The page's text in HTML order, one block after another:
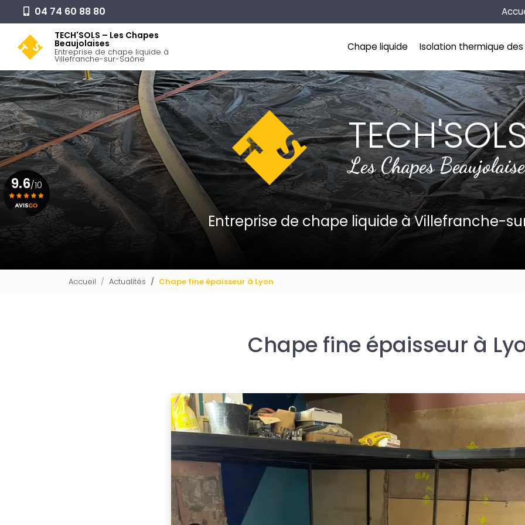
contenu
principal
04 74 60 88 80
TECH'SOLS – Les Chapes
Beaujolaises
Entreprise de chape liquide à
Villefranche-sur-Saône
Chape liquide Isolation thermique des
Les Chapes
Entreprise de chape liquideà Villefranche-
9.6/10
Voir le certificat
Accueil Actualités Chape fine épaisseur à Lyon
Chape fine épaisseur à